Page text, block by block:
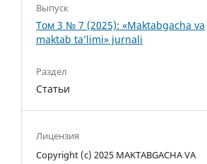
Выпуск
Том 3 № 7 (2025): «Maktabgacha va
maktab ta’limi» jurnali
Раздел
Статьи
Лицензия
Copyright (c) 2025 MAKTABGACHA VA